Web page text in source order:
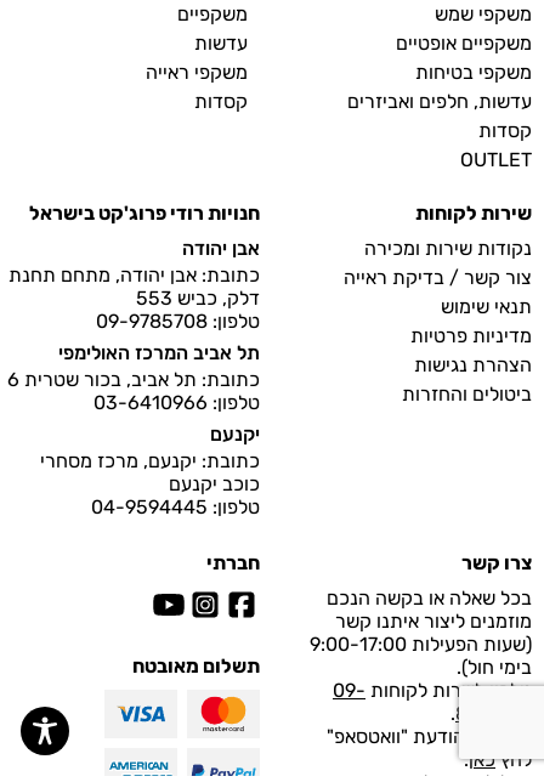
משקפי שמש
משקפיים אופטיים
משקפי בטיחות
עדשות, חלפים ואביזרים
קסדות
OUTLET
משקפיים
עדשות
משקפי ראייה
קסדות
שירות לקוחות
נקודות שירות ומכירה
צור קשר / בדיקת ראייה
תנאי שימוש
מדיניות פרטיות
הצהרת נגישות
ביטולים והחזרות
חנויות רודי פרוג'קט בישראל
אבן יהודה
כתובת: אבן יהודה, מתחם תחנת
דלק, כביש 553
טלפון: 09-9785708
תל אביב המרכז האולימפי
כתובת: תל אביב, בכור שטרית 6
טלפון: 03-6410966
יקנעם
כתובת: יקנעם, מרכז מסחרי
כוכב יקנעם
טלפון: 04-9594445
צרו קשר
בכל שאלה או בקשה הנכם
מוזמנים ליצור איתנו קשר
(שעות הפעילות 9:00-17:00
בימי חול).
טלפון לשרות לקוחות 09-
8997929
.
לפנייה בהודעת "וואטסאפ"
לחץכאן.
חברתי
תשלום מאובטח